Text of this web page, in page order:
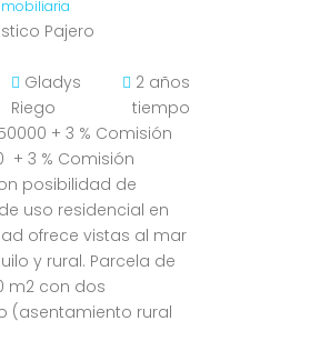
Pajero
Gladys
Riego
2 años
tiempo
+ 3 % Comisión
+ 3 % Comisión
posibilidad de
uso residencial en
ofrece vistas al mar
y rural. Parcela de
m2 con dos
(asentamiento rural